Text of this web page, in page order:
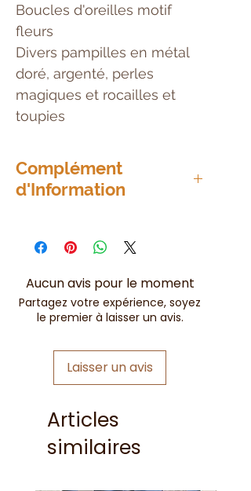
Boucles d'oreilles motif
fleurs
Divers pampilles en métal
doré, argenté, perles
magiques et rocailles et
toupies
Complément
d'Information
Aucun avis pour le moment
Partagez votre expérience, soyez
le premier à laisser un avis.
Laisser un avis
Articles
similaires